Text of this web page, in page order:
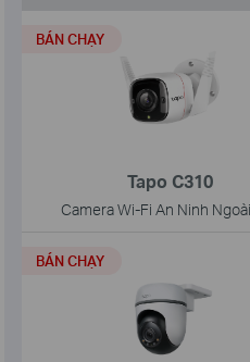
Tapo C310
Camera Wi-Fi An Ninh
BÁN CHẠY
BÁN CHẠY